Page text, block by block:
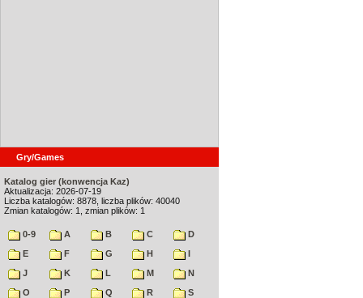
Gry/Games
Katalog gier (konwencja Kaz)
Aktualizacja: 2026-07-19
Liczba katalogów: 8878, liczba plików: 40040
Zmian katalogów: 1, zmian plików: 1
0-9 A B C
D
E
F G H
I
J
K L M
N
O
P Q R
S